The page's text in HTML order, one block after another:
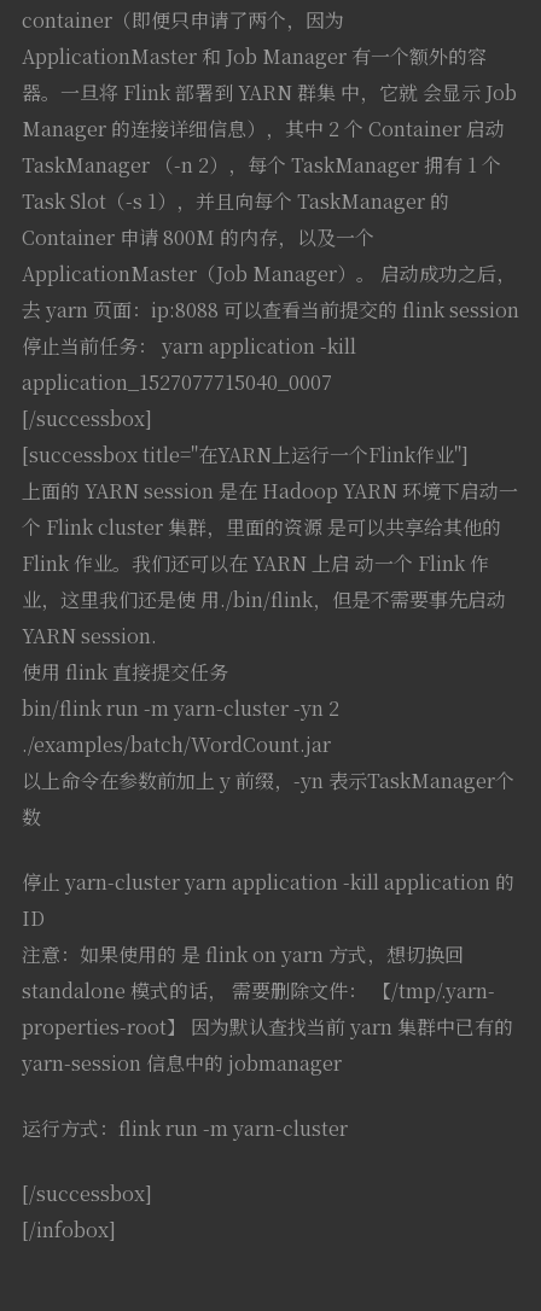
container（即便只申请了两个，因为
ApplicationMaster 和 Job Manager 有一个额外的容
器。一旦将 Flink 部署到 YARN 群集 中，它就 会显示 Job
Manager 的连接详细信息），其中 2 个 Container 启动
TaskManager （-n 2），每个 TaskManager 拥有 1 个
Task Slot（-s 1），并且向每个 TaskManager 的
Container 申请 800M 的内存，以及一个
ApplicationMaster（Job Manager）。 启动成功之后，
去 yarn 页面：ip:8088 可以查看当前提交的 flink session
停止当前任务： yarn application -kill
application_1527077715040_0007
[/successbox]
[successbox title="在YARN上运行一个Flink作业"]
上面的 YARN session 是在 Hadoop YARN 环境下启动一
个 Flink cluster 集群，里面的资源 是可以共享给其他的
Flink 作业。我们还可以在 YARN 上启 动一个 Flink 作
业，这里我们还是使 用./bin/flink，但是不需要事先启动
YARN session.
使用 flink 直接提交任务
bin/flink run -m yarn-cluster -yn 2
./examples/batch/WordCount.jar
以上命令在参数前加上 y 前缀，-yn 表示TaskManager个
数
停止 yarn-cluster yarn application -kill application 的
ID
注意：如果使用的 是 flink on yarn 方式，想切换回
standalone 模式的话， 需要删除文件： 【/tmp/.yarn-
properties-root】 因为默认查找当前 yarn 集群中已有的
yarn-session 信息中的 jobmanager
运行方式：flink run -m yarn-cluster
[/successbox]
[/infobox]